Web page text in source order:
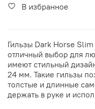
В избранное
Гильзы Dark Horse
отличный выбор для
имеют стильный
24 мм. Такие гильзы
толстые и длинные
держать в руке и